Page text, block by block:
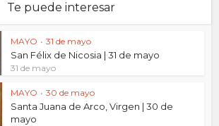
Te puede interesar
MAYO • 31 de mayo
San Félix de Nicosia | 31 de mayo
31 de mayo
MAYO • 30 de mayo
Santa Juana de Arco, Virgen | 30 de
mayo